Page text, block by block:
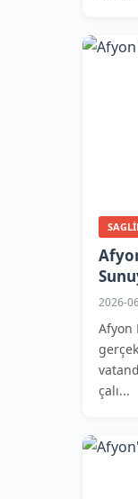
2026-
Afyon
çalı...